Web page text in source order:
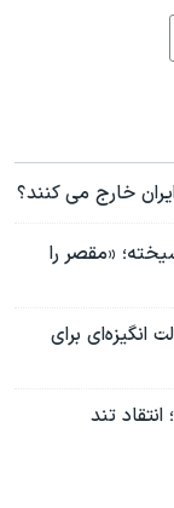
خارج می کنند؟
«مقصر را
دولت انگیزه‌ای برای
تند